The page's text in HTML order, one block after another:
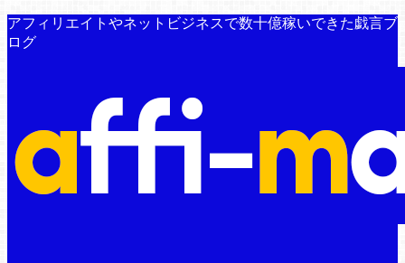
アフィリエイトやネットビジネスで数十億稼いできた戯言ブ
ログ